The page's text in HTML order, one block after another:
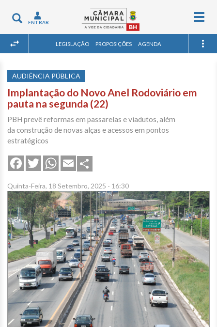
Toggle
navigation
ENTRAR
LEGISLAÇÃO PROPOSIÇÕES AGENDA
AUDIÊNCIA PÚBLICA
Implantação do Novo Anel Rodoviário em
pauta na segunda (22)
PBH prevê reformas em passarelas e viadutos, além
da construção de novas alças e acessos em pontos
estratégicos
FacebookTwitterWhatsApp
Email
Quinta-Feira, 18 Setembro, 2025 - 16:30